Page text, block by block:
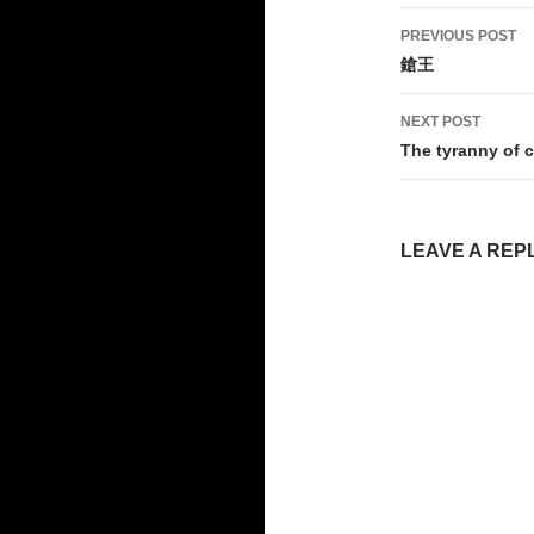
Post
navigation
PREVIOUS POST
鎗王
NEXT POST
The tyranny of
LEAVE A